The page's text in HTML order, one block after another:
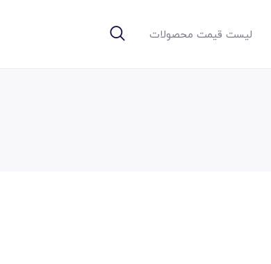
لیست قیمت محصولات